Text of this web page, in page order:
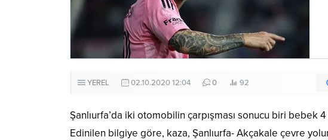
YEREL 02.10.2020 12:04 0 92
Şanlıurfa’da iki otomobilin çarpışması sonucu biri bebek 4
Edinilen bilgiye göre, kaza, Şanlıurfa- Akçakale çevre